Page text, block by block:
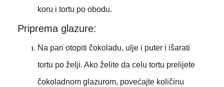
koru i tortu po obodu.
Priprema glazure:
Na pari otopiti čokoladu, ulje i puter i išarati
tortu po želji. Ako želite da celu tortu prelijete
čokoladnom glazurom, povećajte količinu